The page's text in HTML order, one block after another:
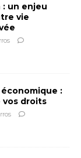
un enjeu
vie
:
droits